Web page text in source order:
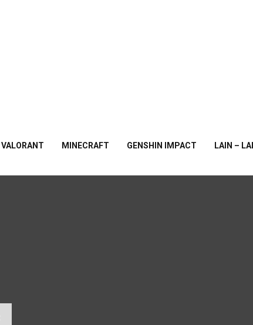
VALORANT MINECRAFT GENSHIN IMPACT LAIN –